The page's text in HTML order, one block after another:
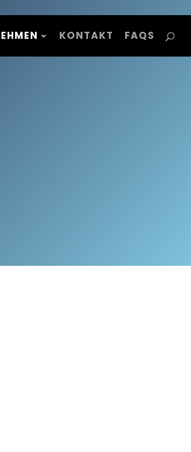
KONTAKT FAQS